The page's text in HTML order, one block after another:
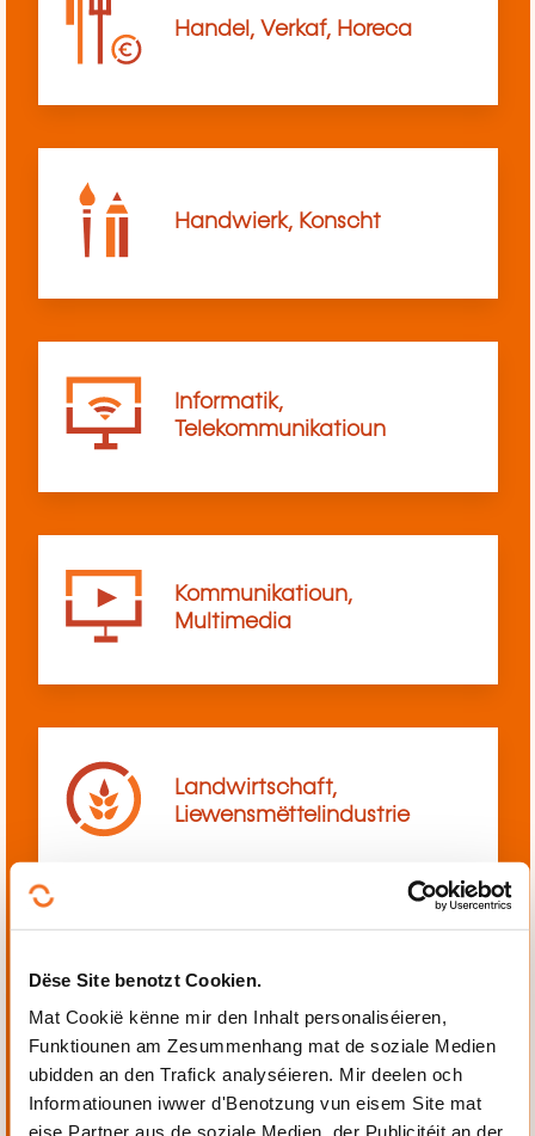
Dëse Site benotzt Cookien.
Mat Cookië kënne mir den Inhalt personaliséieren,
Funktiounen am Zesummenhang mat de soziale Medien
ubidden an den Trafick analyséieren. Mir deelen och
Informatiounen iwwer d'Benotzung vun eisem Site mat
eise Partner aus de soziale Medien, der Publicitéit an der
Handel, Verkaf, Horeca
Handwierk, Konscht
Informatik,
Telekommunikatioun
Kommunikatioun,
Multimedia
Landwirtschaft,
Liewensmëttelindustrie
Mechanik, Elektrotechnik,
Automatiséierung